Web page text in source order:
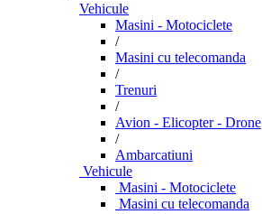
Vehicule
Masini - Motociclete
/
Masini cu telecomanda
/
Trenuri
/
Avion - Elicopter - Drone
/
Ambarcatiuni
Vehicule
Masini - Motociclete
Masini cu telecomanda